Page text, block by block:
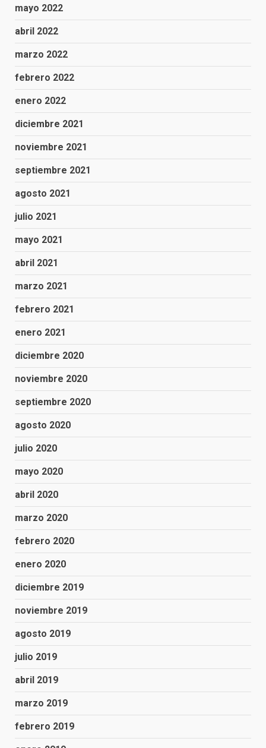
mayo 2022
abril 2022
marzo 2022
febrero 2022
enero 2022
diciembre 2021
noviembre 2021
septiembre 2021
agosto 2021
julio 2021
mayo 2021
abril 2021
marzo 2021
febrero 2021
enero 2021
diciembre 2020
noviembre 2020
septiembre 2020
agosto 2020
julio 2020
mayo 2020
abril 2020
marzo 2020
febrero 2020
enero 2020
diciembre 2019
noviembre 2019
agosto 2019
julio 2019
abril 2019
marzo 2019
febrero 2019